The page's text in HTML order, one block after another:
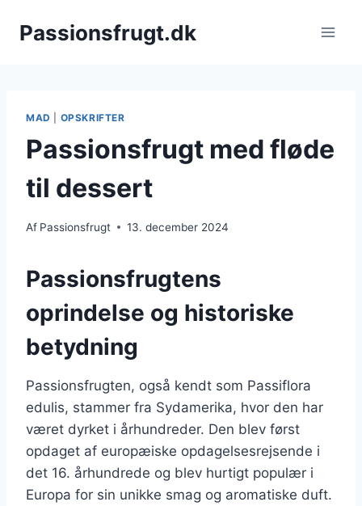
Passionsfrugt.dk
MAD OPSKRIFTER
Passionsfrugt med fløde
til dessert
Af Passionsfrugt 13. december 2024
Passionsfrugtens
oprindelse og historiske
betydning
Passionsfrugten, også kendt som Passiflora
edulis, stammer fra Sydamerika, hvor den har
været dyrket i århundreder. Den blev først
opdaget af europæiske opdagelsesrejsende i
det 16. århundrede og blev hurtigt populær i
Europa for sin unikke smag og aromatiske duft.